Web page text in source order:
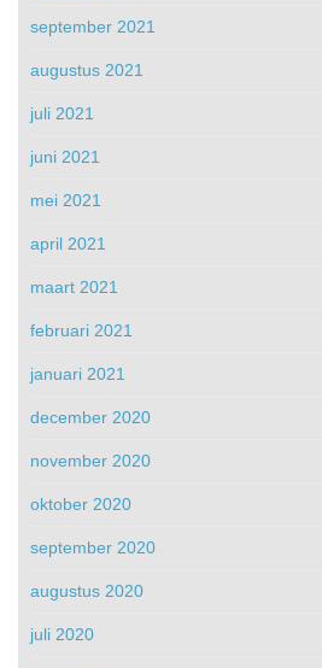
september 2021
augustus 2021
juli 2021
juni 2021
mei 2021
april 2021
maart 2021
februari 2021
januari 2021
december 2020
november 2020
oktober 2020
september 2020
augustus 2020
juli 2020